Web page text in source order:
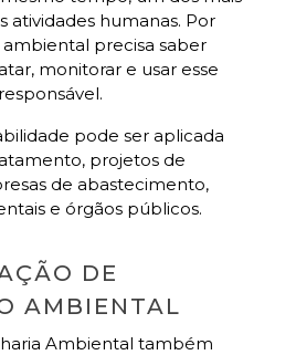
atividades humanas. Por
precisa saber
monitorar e usar esse
pode ser aplicada
projetos de
de abastecimento,
e órgãos públicos.
DE
AMBIENTAL
Ambiental também